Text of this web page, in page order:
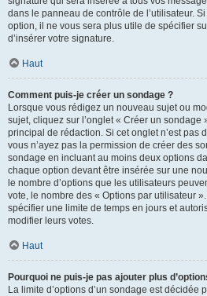
dans le panneau de contrôle de l’utilisateur.
option, il ne vous sera plus utile de spécifier
d’insérer votre signature.
Haut
Comment puis-je créer un sondage ?
Lorsque vous rédigez un nouveau sujet ou
sujet, cliquez sur l’onglet « Créer un sondage
principal de rédaction. Si cet onglet n’est pas
vous n’ayez pas la permission de créer des
sondage en incluant au moins deux options
chaque option devant être insérée sur une
le nombre d’options que les utilisateurs
vote, le nombre des « Options par utilisateur
spécifier une limite de temps en jours et
modifier leurs votes.
Haut
Pourquoi ne puis-je pas ajouter plus
La limite d’options d’un sondage est décidée